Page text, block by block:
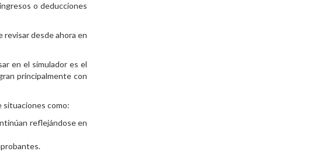
o deducciones
revisar desde ahora en
en el simulador es el
principalmente con
situaciones como:
reflejándose en